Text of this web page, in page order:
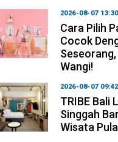
2026-08-07
Cara Pilih
Cocok
Wangi!
2026-08-07
TRIBE Bali
Singgah
Wisata